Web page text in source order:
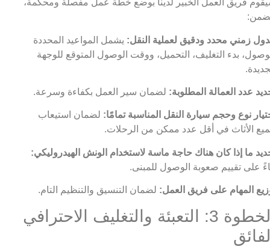
فريق العمل الخبير لدينا بوضع خطة عمل مفصلة ومحكمة،
زمني محدد ودقيق لعملية النقل: يشمل المواعيد المحددة
بدء التغليف، التحميل، ووقت الوصول المتوقع للوجهة
عدد العمالة المطلوبة: لضمان سير العمل بكفاءة وسرعة.
نوع وحجم سيارة النقل المناسبة تمامًا: لضمان استيعاب
الأثاث في أقل عدد ممكن من الرحلات.
ما إذا كان هناك حاجة ماسة لاستخدام الونش الهيدروليكي:
على تقييم صعوبة الوصول للمبنى.
المهام على فريق العمل: لضمان التنسيق والتنظيم التام.
الخطوة 3: التعبئة والتغليف الاحترافي